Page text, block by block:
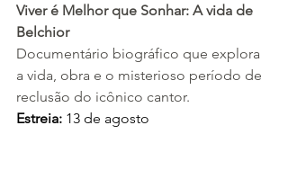
Viver é Melhor que Sonhar: A vida de
Belchior
Documentário biográfico que explora
a vida, obra e o misterioso período de
reclusão do icônico cantor.
Estreia: 13 de agosto